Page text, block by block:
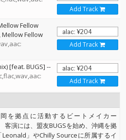
Add Track
Fellow
Mellow Fellow
Add Track
[feat. BUGS] --
Add Track
を拠点に活動するビートメイカー
客演には、盟友BUGSを始め、沖縄を拠
」やChilly Sourceに所属するイ